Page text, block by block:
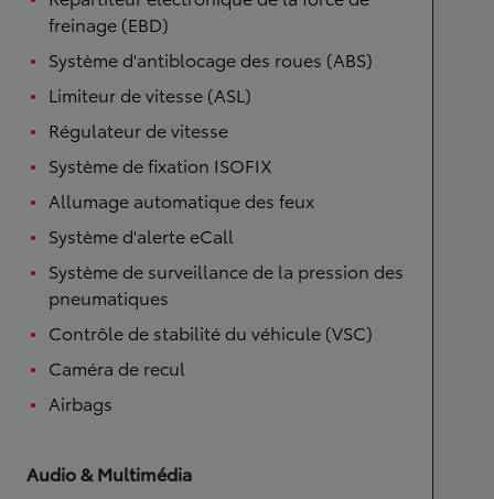
freinage (EBD)
Système d'antiblocage des roues (ABS)
Limiteur de vitesse (ASL)
Régulateur de vitesse
Système de fixation ISOFIX
Allumage automatique des feux
Système d'alerte eCall
Système de surveillance de la pression des
pneumatiques
Contrôle de stabilité du véhicule (VSC)
Caméra de recul
Airbags
Audio & Multimédia